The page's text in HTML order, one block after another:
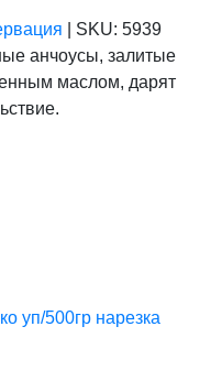
SKU: 5939
анчоусы, залитые
маслом, дарят
уп/500гр нарезка